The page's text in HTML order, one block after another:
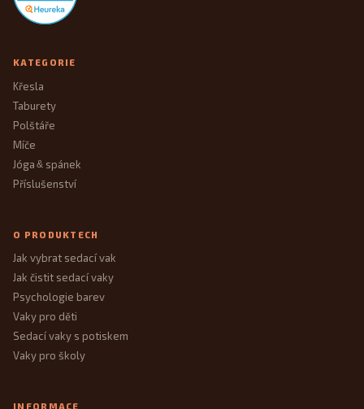
KATEGORIE
Křesla
Taburety
Polštáře
Míče
Jóga&spánek
Příslušenství
O PRODUKTECH
Jak vybrat sedací vak
Jak čistit sedací vaky
Psychologie barev
Vaky pro děti
Sedací vaky s potiskem
Vaky pro školy
INFORMACE